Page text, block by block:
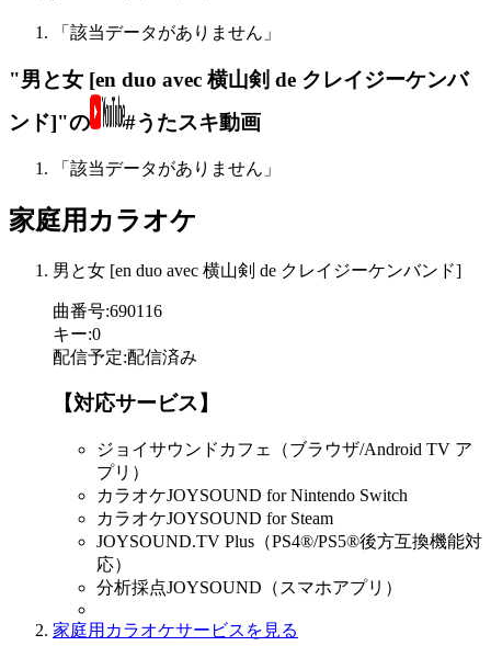
「該当データがありません」
"男と女 [en duo avec 横山剣 de クレイジーケンバ
ンド]"の
#うたスキ動画
「該当データがありません」
家庭用カラオケ
男と女 [en duo avec 横山剣 de クレイジーケンバンド]
曲番号:690116
キー:0
配信予定:配信済み
【対応サービス】
ジョイサウンドカフェ（ブラウザ/Android TV ア
プリ）
カラオケJOYSOUND for Nintendo Switch
カラオケJOYSOUND for Steam
JOYSOUND.TV Plus（PS4®/PS5®後方互換機能対
応）
分析採点JOYSOUND（スマホアプリ）
家庭用カラオケサービスを見る